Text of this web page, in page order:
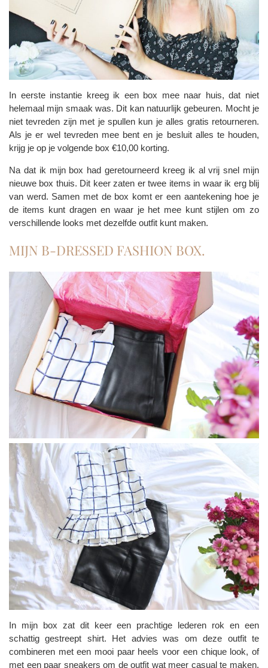
In eerste instantie kreeg ik een box mee naar huis, dat niet
helemaal mijn smaak was. Dit kan natuurlijk gebeuren. Mocht je
niet tevreden zijn met je spullen kun je alles gratis retourneren.
Als je er wel tevreden mee bent en je besluit alles te houden,
krijg je op je volgende box €10,00 korting.
Na dat ik mijn box had geretourneerd kreeg ik al vrij snel mijn
nieuwe box thuis. Dit keer zaten er twee items in waar ik erg blij
van werd. Samen met de box komt er een aantekening hoe je
de items kunt dragen en waar je het mee kunt stijlen om zo
verschillende looks met dezelfde outfit kunt maken.
MIJN B-DRESSED FASHION BOX.
In mijn box zat dit keer een prachtige lederen rok en een
schattig gestreept shirt. Het advies was om deze outfit te
combineren met een mooi paar heels voor een chique look, of
met een paar sneakers om de outfit wat meer casual te maken.